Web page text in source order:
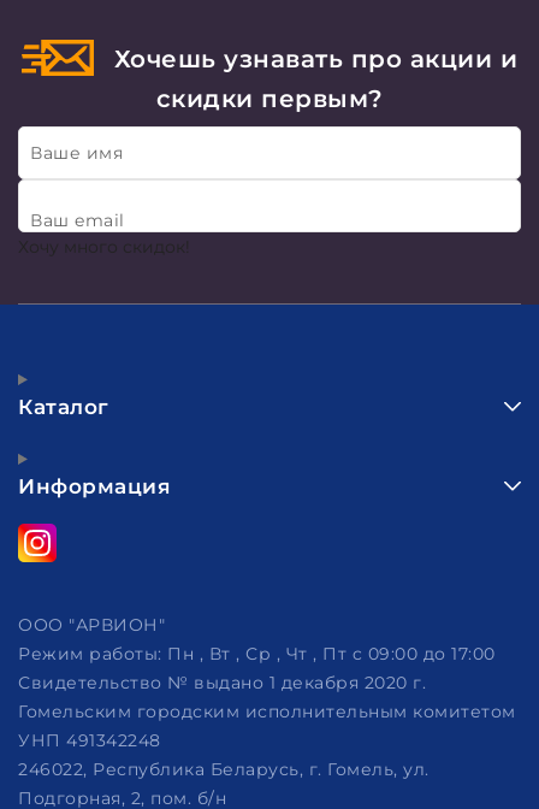
Хочешь узнавать про акции и
скидки первым?
Ваше имя
Ваш email
Хочу много скидок!
Каталог
Информация
ООО "АРВИОН"
Режим работы: Пн , Вт , Ср , Чт , Пт c 09:00 до 17:00
Свидетельство № выдано 1 декабря 2020 г.
Гомельским городским исполнительным комитетом
УНП 491342248
246022, Республика Беларусь, г. Гомель, ул.
Подгорная, 2, пом. б/н